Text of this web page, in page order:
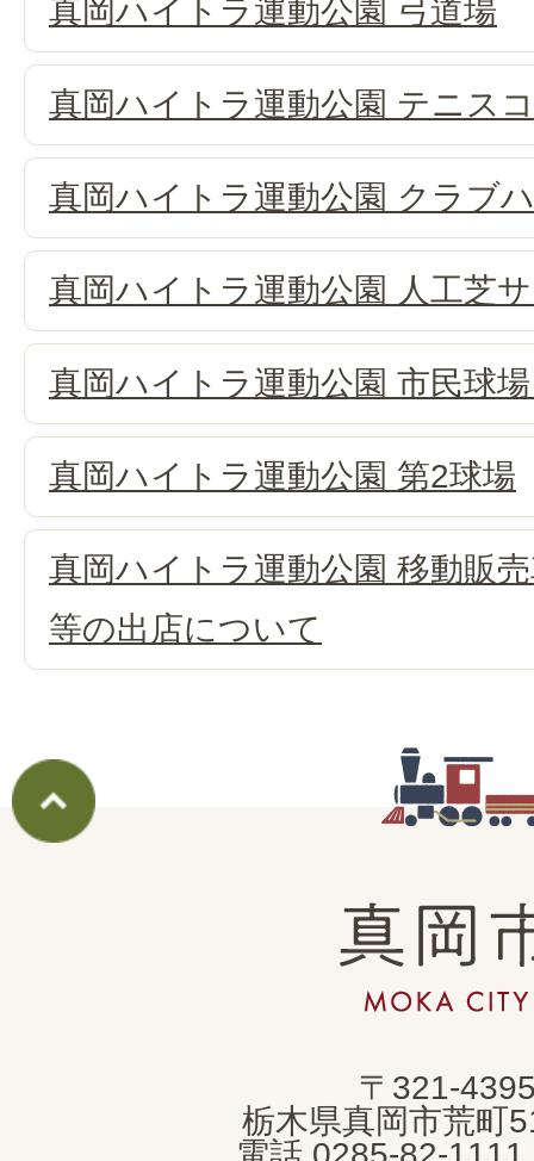
真岡ハイトラ運動公園 弓道場
真岡ハイトラ運動公園 テニス
真岡ハイトラ運動公園 クラブ
真岡ハイトラ運動公園 人工芝
真岡ハイトラ運動公園 市民球
真岡ハイトラ運動公園 第2球場
真岡ハイトラ運動公園 移動販
等の出店について
真
岡
市
CITY
〒321-
栃木県真岡市荒町